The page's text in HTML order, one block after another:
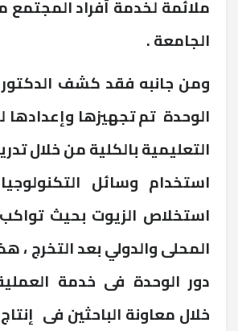
ملائمة لخدمة أفراد المجتمع
الجامعة .
ومن جانبه فقد كشف الدكتور
الوحدة تم تجهيزها وإعدادها
التعليمية بالكلية من خلال
استخدام وسائل
استخلاص الزيوت بحيث
المحلى والدولي بعد التخرج ،
دور الوحدة فى خدمة
خلال معاونة الباحثين فى